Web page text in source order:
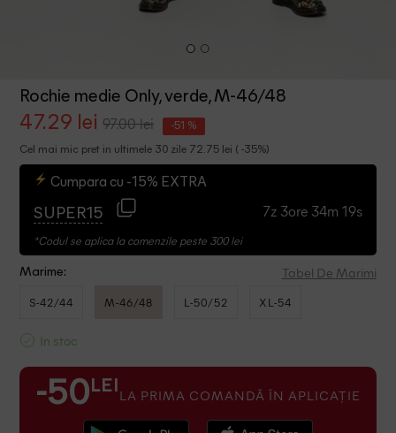
Rochie medie Only, verde, M-46/48
47.29 lei 97.00 lei -51 %
Cel mai mic pret in ultimele 30 zile 72.75 lei ( -35%)
Cumpara cu -15% EXTRA
SUPER15 7z 3ore 34m 19s
*Codul se aplica la comenzile peste 300 lei
Marime: Tabel De Marimi
S-42/44 M-46/48 L-50/52 XL-54
In stoc
-50 LEI LA PRIMA COMANDĂ ÎN APLICAȚIE